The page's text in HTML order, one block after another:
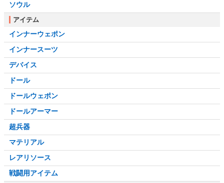
ソウル
アイテム
インナーウェポン
インナースーツ
デバイス
ドール
ドールウェポン
ドールアーマー
超兵器
マテリアル
レアリソース
戦闘用アイテム